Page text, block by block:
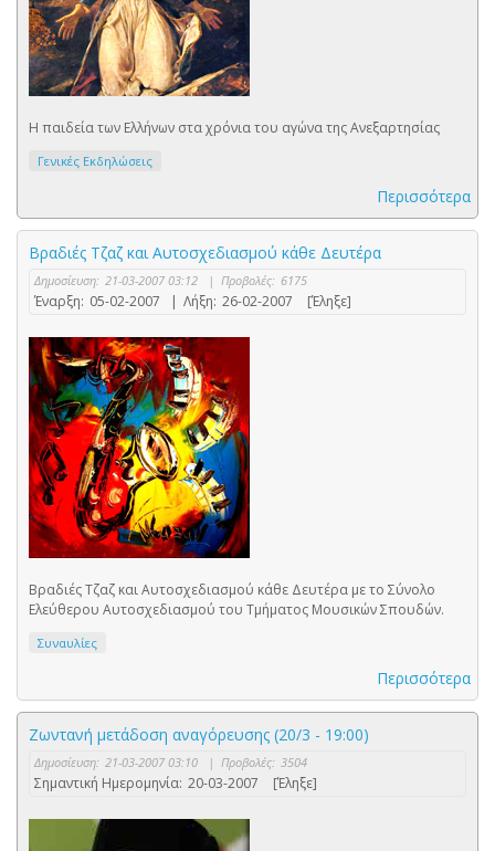
Η παιδεία των Ελλήνων στα χρόνια του αγώνα της Ανεξαρτησίας
Γενικές Εκδηλώσεις
Περισσότερα
Βραδιές Τζαζ και Αυτοσχεδιασμού κάθε Δευτέρα
Δημοσίευση: 21-03-2007 03:12 | Προβολές: 6175
Έναρξη: 05-02-2007 | Λήξη: 26-02-2007 [Έληξε]
Βραδιές Τζαζ και Αυτοσχεδιασμού κάθε Δευτέρα με το Σύνολο
Ελεύθερου Αυτοσχεδιασμού του Τμήματος Μουσικών Σπουδών.
Συναυλίες
Περισσότερα
Ζωντανή μετάδοση αναγόρευσης (20/3 - 19:00)
Δημοσίευση: 21-03-2007 03:10 | Προβολές: 3504
Σημαντική Ημερομηνία: 20-03-2007 [Έληξε]